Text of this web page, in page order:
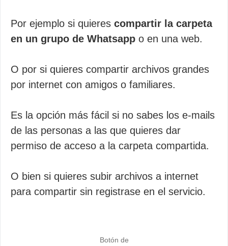
Por ejemplo si quieres compartir la carpeta
en un grupo de Whatsapp o en una web.
O por si quieres compartir archivos grandes
por internet con amigos o familiares.
Es la opción más fácil si no sabes los e-mails
de las personas a las que quieres dar
permiso de acceso a la carpeta compartida.
O bien si quieres subir archivos a internet
para compartir sin registrase en el servicio.
Botón de